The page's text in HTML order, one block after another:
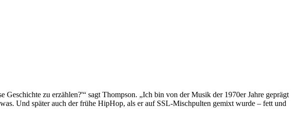
zu erzählen?'“ sagt Thompson. „Ich bin von der Musik der 1970er Jahre geprägt
Und später auch der frühe HipHop, als er auf SSL-Mischpulten gemixt wurde – fett und